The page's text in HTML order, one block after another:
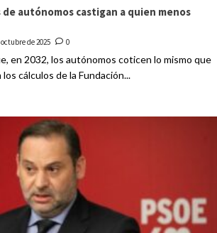
autónomos castigan a quien menos
de 2025 0
en 2032, los autónomos coticen lo mismo que
cálculos de la Fundación...